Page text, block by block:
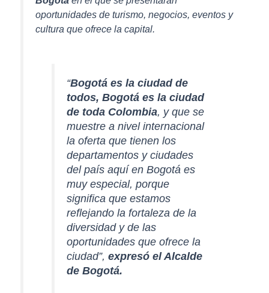
oportunidades de turismo, negocios, eventos y
cultura que ofrece la capital.
“Bogotá es la ciudad de
todos, Bogotá es la ciudad
de toda Colombia, y que se
muestre a nivel internacional
la oferta que tienen los
departamentos y ciudades
del país aquí en Bogotá es
muy especial, porque
significa que estamos
reflejando la fortaleza de la
diversidad y de las
oportunidades que ofrece la
ciudad”, expresó el Alcalde
de Bogotá.